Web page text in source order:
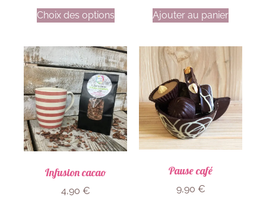
Choix des options Ajouter au panier
Infusion cacao
4,90 €
Pause café
9,90 €